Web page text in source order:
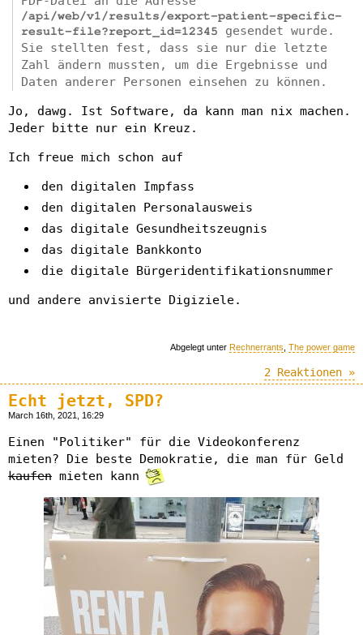
/api/web/v1/results/export-patient-specific-
result-file?report_id=12345
gesendet wurde.
Sie stellten fest, dass sie nur die letzte
Zahl ändern mussten, um die Ergebnisse und
Daten anderer Personen einsehen zu können.
Jo, dawg. Ist Software, da kann man nix machen.
Jeder bitte nur ein Kreuz.
Ich freue mich schon auf
den digitalen Impfass
den digitalen Personalausweis
das digitale Gesundheitszeugnis
das digitale Bankkonto
die digitale Bürgeridentifikationsnummer
und andere anvisierte Digiziele.
Abgelegt unter Rechnerrants The power game
2 Reaktionen »
Echt jetzt, SPD?
March 16th, 2021, 16:29
Einen "Politiker" für die Videokonferenz
mieten? Die beste Demokratie, die man für Geld
kaufen mieten kann